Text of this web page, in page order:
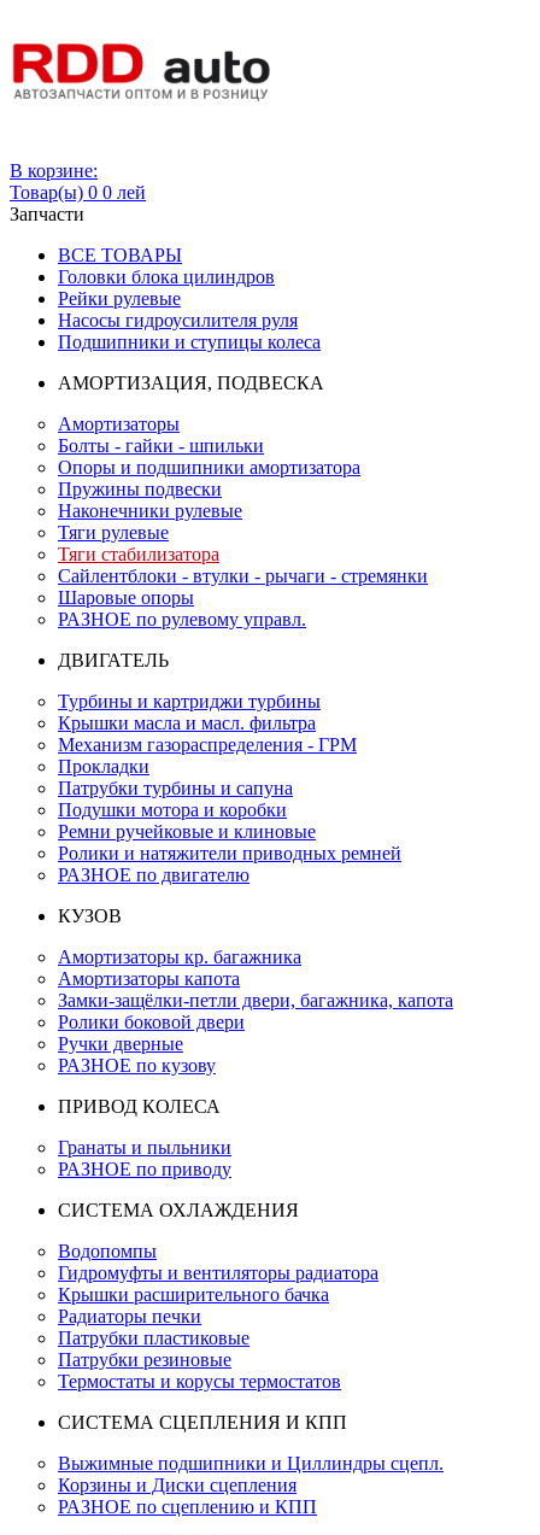
В корзине:
Товар(ы) 0 0 лей
Запчасти
ВСЕ ТОВАРЫ
Головки блока цилиндров
Рейки рулевые
Насосы гидроусилителя руля
Подшипники и ступицы колеса
АМОРТИЗАЦИЯ, ПОДВЕСКА
Амортизаторы
Болты - гайки - шпильки
Опоры и подшипники амортизатора
Пружины подвески
Наконечники рулевые
Тяги рулевые
Тяги стабилизатора
Сайлентблоки - втулки - рычаги - стремянки
Шаровые опоры
РАЗНОЕ по рулевому управл.
ДВИГАТЕЛЬ
Турбины и картриджи турбины
Крышки масла и масл. фильтра
Механизм газораспределения - ГРМ
Прокладки
Патрубки турбины и сапуна
Подушки мотора и коробки
Ремни ручейковые и клиновые
Ролики и натяжители приводных ремней
РАЗНОЕ по двигателю
КУЗОВ
Амортизаторы кр. багажника
Амортизаторы капота
Замки-защёлки-петли двери, багажника, капота
Ролики боковой двери
Ручки дверные
РАЗНОЕ по кузову
ПРИВОД КОЛЕСА
Гранаты и пыльники
РАЗНОЕ по приводу
СИСТЕМА ОХЛАЖДЕНИЯ
Водопомпы
Гидромуфты и вентиляторы радиатора
Крышки расширительного бачка
Радиаторы печки
Патрубки пластиковые
Патрубки резиновые
Термостаты и корусы термостатов
СИСТЕМА СЦЕПЛЕНИЯ И КПП
Выжимные подшипники и Циллиндры сцепл.
Корзины и Диски сцепления
РАЗНОЕ по сцеплению и КПП